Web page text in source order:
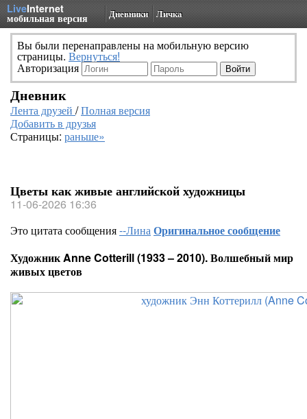
LiveInternet
мобильная версия Дневники Личка
Вы были перенаправлены на мобильную версию
страницы. Вернуться!
Авторизация
Дневник
Лента друзей /Полная версия
Добавить в друзья
Страницы: раньше»
Цветы как живые английской художницы
11-06-2026 16:36
Это цитата сообщения--ЛинаОригинальное сообщение
Художник Anne Cotterill (1933 – 2010). Волшебный мир
живых цветов